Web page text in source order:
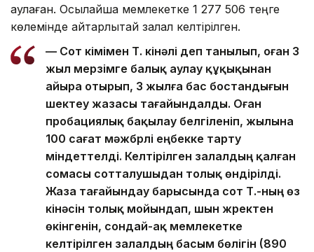
аулаған. Осылайша мемлекетке 1 277 506 теңге
көлемінде айтарлықтай залал келтірілген.
— Сот үкімімен Т. кінәлі деп танылып, оған 3
жыл мерзімге балық аулау құқықынан
айыра отырып, 3 жылға бас бостандығын
шектеу жазасы тағайындалды. Оған
пробациялық бақылау белгіленіп, жылына
100 сағат мәжбүрлі еңбекке тарту
міндеттелді. Келтірілген залалдың қалған
сомасы сотталушыдан толық өндірілді.
Жаза тағайындау барысында сот Т.-ның өз
кінәсін толық мойындап, шын жүректен
өкінгенін, сондай-ақ мемлекетке
келтірілген залалдың басым бөлігін (890